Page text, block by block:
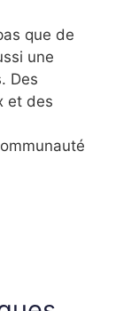
que de
une
Des
et des